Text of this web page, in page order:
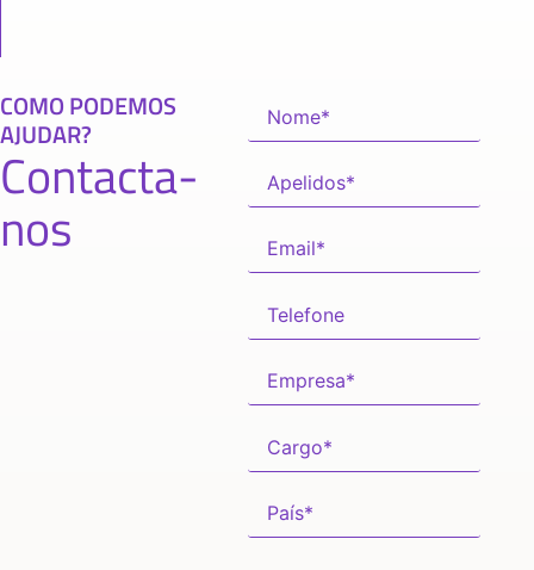
COMO PODEMOS
AJUDAR?
Contacta-
nos